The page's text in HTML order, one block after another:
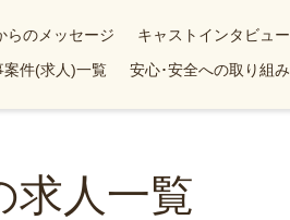
らのメッセージ
キャストインタビュー
案件(求人)一覧 安心･安全への取り組み
求人一覧